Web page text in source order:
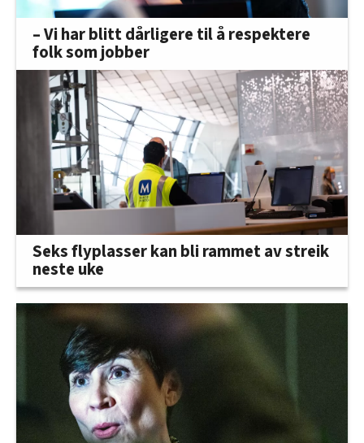
– Vi har blitt dårligere til å respektere
folk som jobber
Seks flyplasser kan bli rammet av streik
neste uke